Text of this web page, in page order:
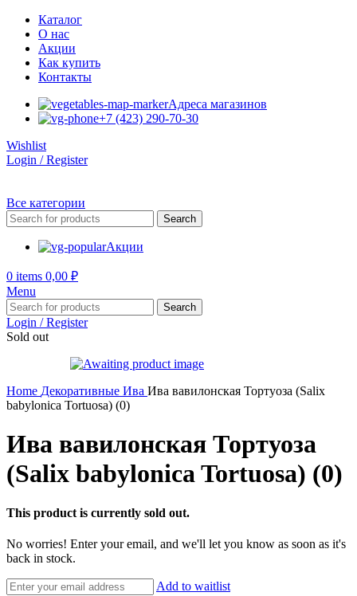
Каталог
О нас
Акции
Как купить
Контакты
Адреса магазинов
+7 (423) 290-70-30
Wishlist
Login / Register
Все категории
Search
Акции
0 items 0,00 ₽
Menu
Search
Login / Register
Sold out
Home Декоративные Ива Ива вавилонская Тортуоза (Salix
babylonica Tortuosa) (0)
Ива вавилонская Тортуоза
(Salix babylonica Tortuosa) (0)
This product is currently sold out.
No worries! Enter your email, and we'll let you know as soon as it's
back in stock.
Add to waitlist